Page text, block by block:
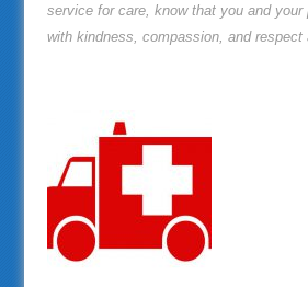
service for care, know that you and your
with kindness, compassion, and respect